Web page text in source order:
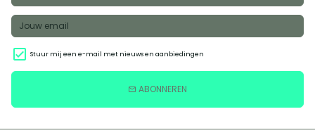
Stuur mij een e-mail met nieuws en aanbiedingen
email ABONNEREN